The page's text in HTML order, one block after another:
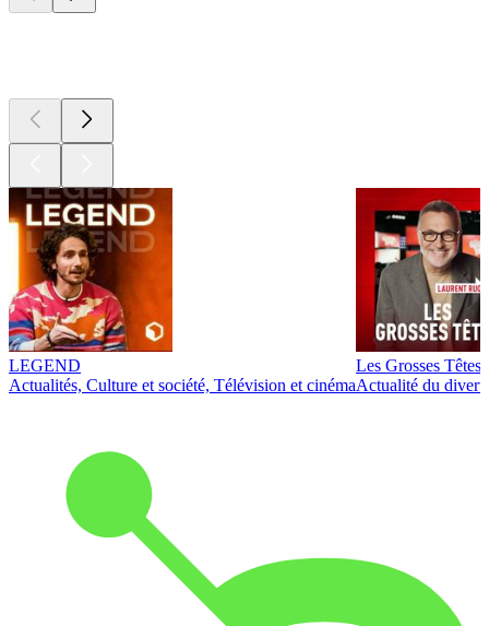
LEGEND
Actualités, Culture et société, Télévision et cinéma
Les Grosses Têtes
Actualité du